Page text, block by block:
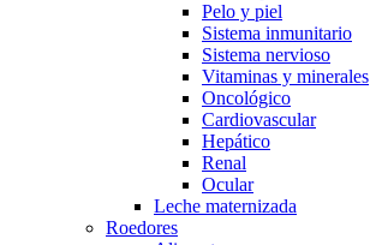
Pelo y piel
Sistema inmunitario
Sistema nervioso
Vitaminas y minerales
Oncológico
Cardiovascular
Hepático
Renal
Ocular
Leche maternizada
Roedores